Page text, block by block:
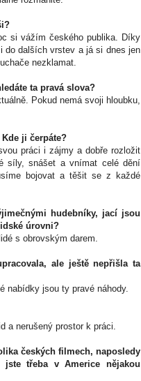
si vážím českého publika. Díky
do dalších vrstev a já si dnes jen
nezklamat.
ta pravá slova?
Pokud nemá svoji hloubku,
ji čerpáte?
práci i zájmy a dobře rozložit
síly, snášet a vnímat celé dění
bojovat a těšit se z každé
hudebníky, jací jsou
úrovni?
s obrovským darem.
ale ještě nepřišla ta
nabídky jsou ty pravé náhody.
a nerušený prostor k práci.
českých filmech, naposledy
třeba v Americe nějakou